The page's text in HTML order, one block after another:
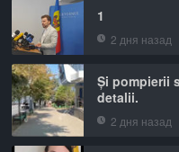
1
2 дня назад
Și pompierii
detalii.
2 дня назад